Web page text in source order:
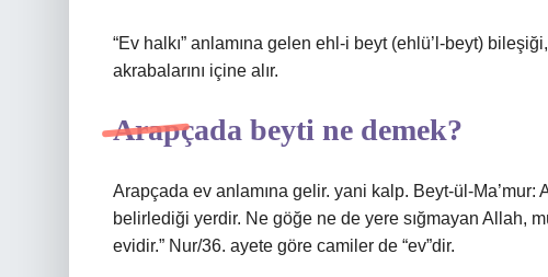
“Ev halkı” anlamına gelen ehl-i beyt (ehlü’l-beyt)
akrabalarını içine alır.
Arapçada beyti ne demek?
Arapçada ev anlamına gelir. yani kalp. Beyt-ül-Ma’mur:
belirlediği yerdir. Ne göğe ne de yere sığmayan Allah,
evidir.” Nur/36. ayete göre camiler de “ev”dir.